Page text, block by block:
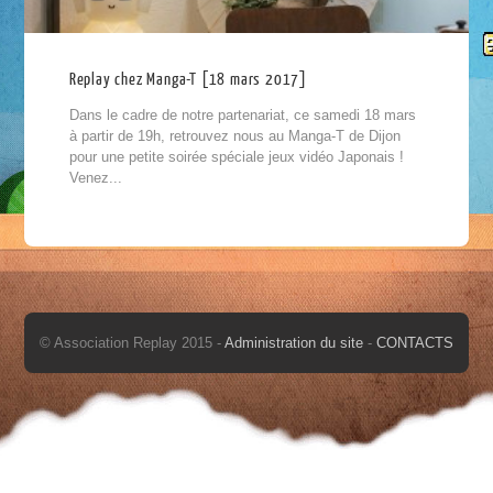
Replay chez Manga-T [18 mars 2017]
Dans le cadre de notre partenariat, ce samedi 18 mars
à partir de 19h, retrouvez nous au Manga-T de Dijon
pour une petite soirée spéciale jeux vidéo Japonais !
Venez...
© Association Replay 2015 - Administration du site - CONTACTS